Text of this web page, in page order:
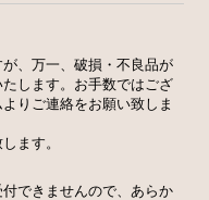
、万一、破損・不良品が
します。お手数ではござ
りご連絡をお願い致しま
ます。
できませんので、あらか